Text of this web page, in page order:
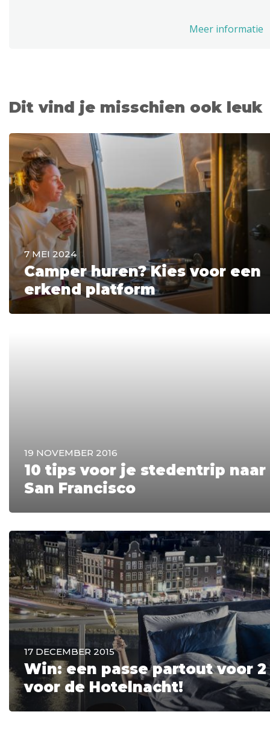
Meer informatie
Dit vind je misschien ook leuk
7 MEI 2024
Camper huren? Kies voor een
erkend platform
19 NOVEMBER 2016
10 tips voor je stedentrip naar
San Francisco
17 DECEMBER 2015
Win: een passe partout voor 2
voor de Hotelnacht!